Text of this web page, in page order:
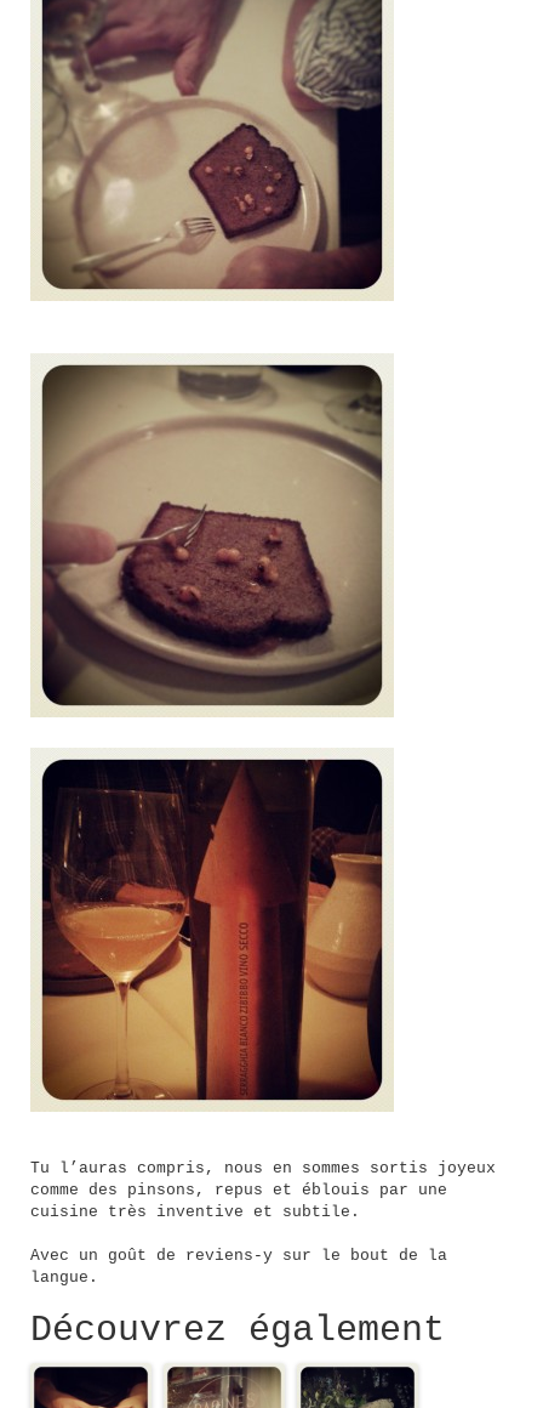
Tu l’auras compris, nous en sommes sortis joyeux
comme des pinsons, repus et éblouis par une
cuisine très inventive et subtile.
Avec un goût de reviens-y sur le bout de la
langue.
Découvrez également